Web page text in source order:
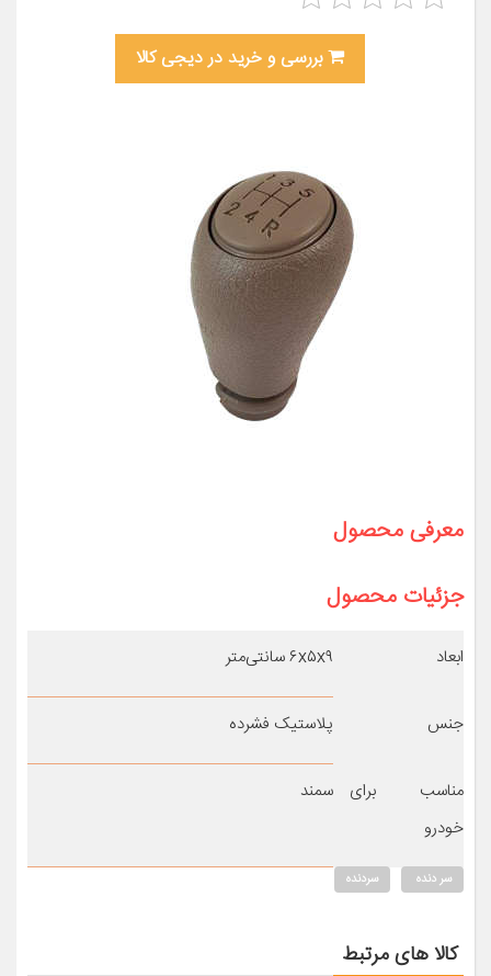
بررسی و خرید در دیجی کالا
معرفی محصول
جزئیات محصول
ابعاد ۶x۵x۹ سانتی‌متر
جنس پلاستیک فشرده
مناسب برای
خودرو
سمند
سر دنده سردنده
کالا های مرتبط